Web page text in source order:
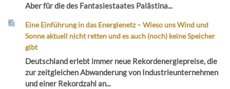
Aber für die des Fantasiestaates Palästina...
Eine Einführung in das Energienetz – Wieso uns Wind und
Sonne aktuell nicht retten und es auch (noch) keine Speicher
gibt
Deutschland erlebt immer neue Rekordenergiepreise, die
zur zeitgleichen Abwanderung von Industrieunternehmen
und einer Rekordzahl an...